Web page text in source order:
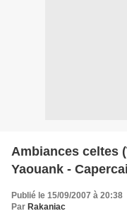
Ambiances celtes
Yaouank -
Publié le 15/09/2007 à 20:38
Par Rakaniac